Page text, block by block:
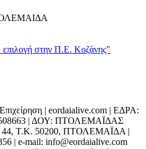
| eordaialive.com | ΕΔΡΑ:
| ΔΟΥ: ΠΤΟΛΕΜΑΪΔΑΣ
Τ.Κ. 50200, ΠΤΟΛΕΜΑΪΔΑ |
| e-mail: info@eordaialive.com